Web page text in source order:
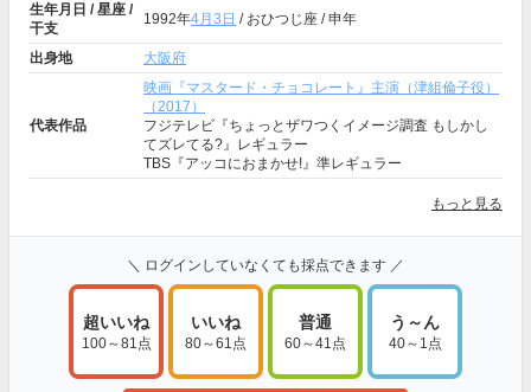
生年月日 / 星座 /
干支
1992年4月3日 / おひつじ座 / 申年
出身地 大阪府
代表作品
映画『マスタード・チョコレート』主演（津組倫子役）
（2017）
フジテレビ『ちょっとザワつくイメージ調査 もしかし
てズレてる?』レギュラー
TBS『アッコにおまかせ!』準レギュラー
もっと見る
＼ ログインしていなくても採点できます ／
超いいね
100～81点
いいね
80～61点
普通
60～41点
う～ん
40～1点